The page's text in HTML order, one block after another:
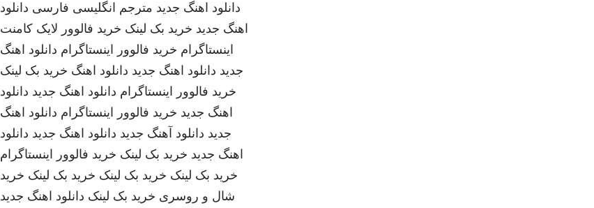
دانلود اهنگ جدید مترجم انگلیسی فارسی دانلود
اهنگ جدید خرید بک لینک خرید فالوور لایک کامنت
اینستاگرام خرید فالوور اینستاگرام دانلود اهنگ
جدید دانلود اهنگ جدید دانلود اهنگ خرید بک لینک
خرید فالوور اینستاگرام دانلود اهنگ جدید دانلود
اهنگ جدید خرید فالوور اینستاگرام دانلود اهنگ
جدید دانلود آهنگ جدید دانلود اهنگ جدید دانلود
اهنگ جدید خرید بک لینک خرید فالوور اینستاگرام
خرید بک لینک خرید بک لینک خرید بک لینک خرید
شال و روسری خرید بک لینک دانلود اهنگ جدید